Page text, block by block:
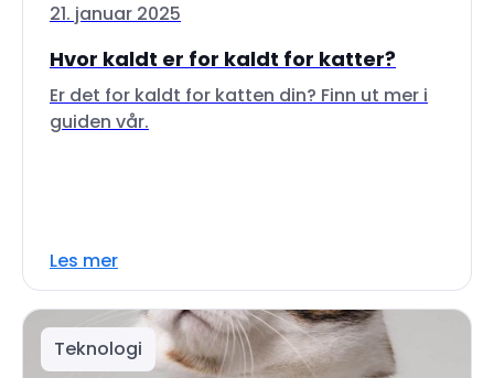
21. januar 2025
Hvor kaldt er for kaldt for katter?
Er det for kaldt for katten din? Finn ut mer i
guiden vår.
Les mer
Teknologi